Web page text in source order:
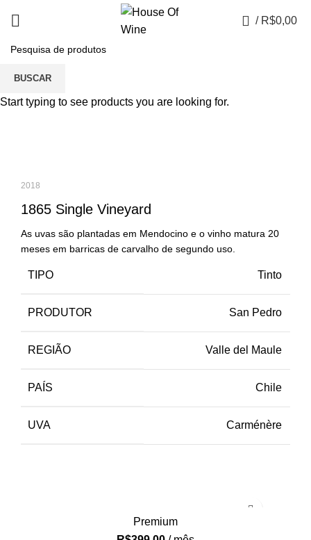
/ R$0,00
2018
1865 Single Vineyard
As uvas são plantadas em Mendocino e o vinho matura 20
meses em barricas de carvalho de segundo uso.
TIPO Tinto
PRODUTOR San Pedro
REGIÃO Valle del Maule
PAÍS Chile
UVA Carménère
Premium
BUSCAR
Start typing to see products you are looking for.